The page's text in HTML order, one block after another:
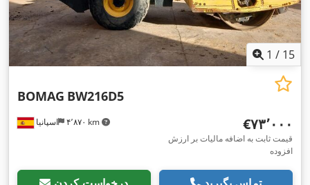
1 / 15
اسپانیا ۴٬۸۷۰ km
BOMAG BW216D5
‎€۷۳٬۰۰۰
قیمت ثابت به اضافه مالیات بر ارزش
افزوده